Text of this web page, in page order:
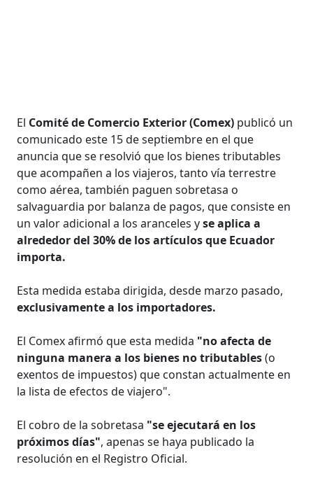
El Comité de Comercio Exterior (Comex) publicó un
comunicado este 15 de septiembre en el que
anuncia que se resolvió que los bienes tributables
que acompañen a los viajeros, tanto vía terrestre
como aérea, también paguen sobretasa o
salvaguardia por balanza de pagos, que consiste en
un valor adicional a los aranceles yse aplica a
alrededor del 30% de los artículos que Ecuador
importa.
Esta medida estaba dirigida, desde marzo pasado,
exclusivamente a los importadores.
El Comex afirmó que esta medida "no afecta de
ninguna manera a los bienes no tributables(o
exentos de impuestos) que constan actualmente en
la lista de efectos de viajero".
El cobro de la sobretasa "se ejecutará en los
próximos días", apenas se haya publicado la
resolución en el Registro Oficial.